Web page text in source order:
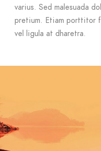
varius. Sed malesuada
pretium. Etiam porttitor
vel ligula at dharetra.